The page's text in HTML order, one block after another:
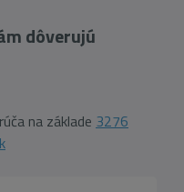
dôverujú
na základe 3276